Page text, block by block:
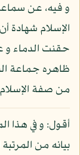
و فيه، عن
الإسلام شهادة
حقنت الدماء و
ظاهره جماعة
من صفة
أقول: و في هذا
بيانه من